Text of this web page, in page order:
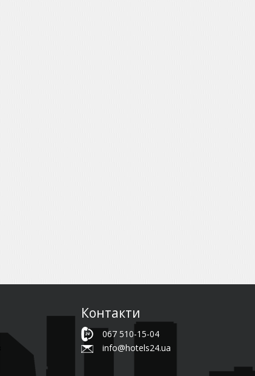
Контакти
067 510-15-04
info@hotels24.ua